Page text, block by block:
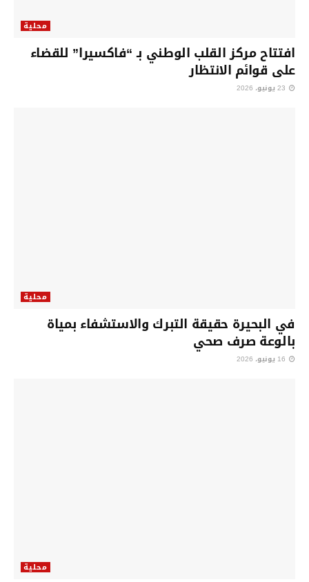
محلية
افتتاح مركز القلب الوطني بـ “فاكسيرا” للقضاء
على قوائم الانتظار
محلية
في البحيرة حقيقة التبرك والاستشفاء بمياة
بالوعة صرف صحي
محلية